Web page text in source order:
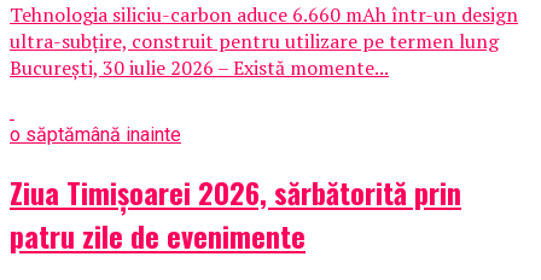
Tehnologia siliciu-carbon aduce 6.660 mAh într-un design
ultra-subțire, construit pentru utilizare pe termen lung
București, 30 iulie 2026 – Există momente...
o săptămână inainte
Ziua Timișoarei 2026, sărbătorită prin
patru zile de evenimente